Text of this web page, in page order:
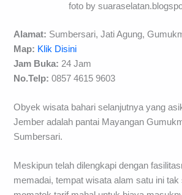
foto by
Alamat: Sumbersari, Jati Agung,
Map: Klik Disini
Jam Buka: 24 Jam
No.Telp: 0857 4615 9603
Obyek wisata bahari selanjutnya yang
Jember adalah pantai Mayangan
Sumbersari.
Meskipun telah dilengkapi dengan
memadai, tempat wisata alam satu ini